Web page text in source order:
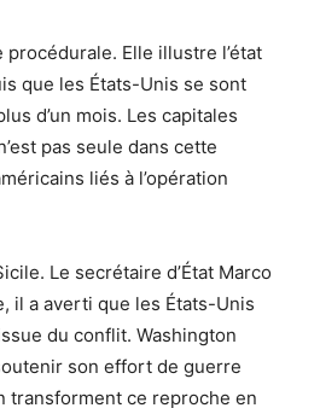
Elle illustre l’état
que les États-Unis se sont
d’un mois. Les capitales
pas seule dans cette
liés à l’opération
Le secrétaire d’État Marco
il a averti que les États-Unis
du conflit. Washington
son effort de guerre
transforment ce reproche en